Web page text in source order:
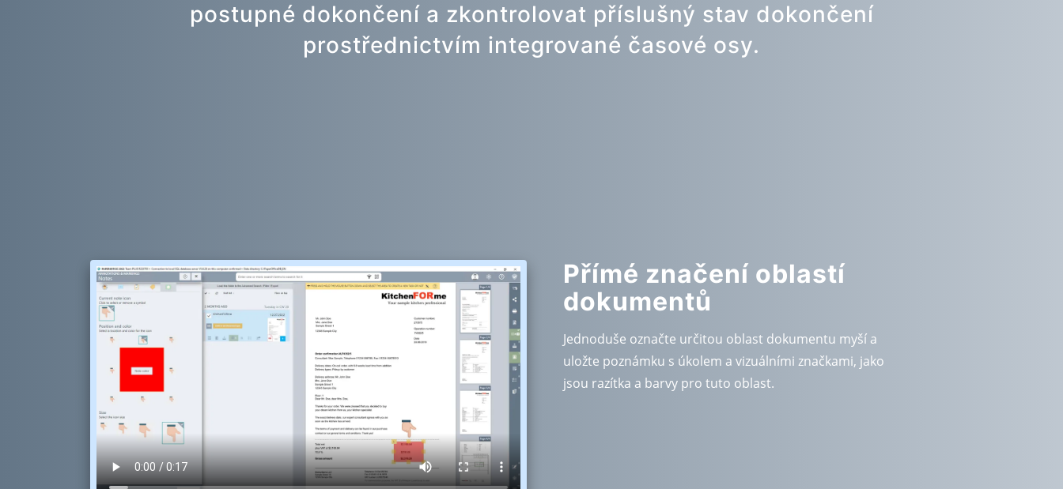
postupné dokončení a zkontrolovat příslušný stav dokončení
prostřednictvím integrované časové osy.
Přímé značení oblastí
dokumentů
Jednoduše označte určitou oblast dokumentu myší a
uložte poznámku s úkolem a vizuálními značkami, jako
jsou razítka a barvy pro tuto oblast.